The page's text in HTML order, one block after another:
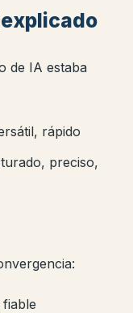
de IA estaba
rápido
preciso,